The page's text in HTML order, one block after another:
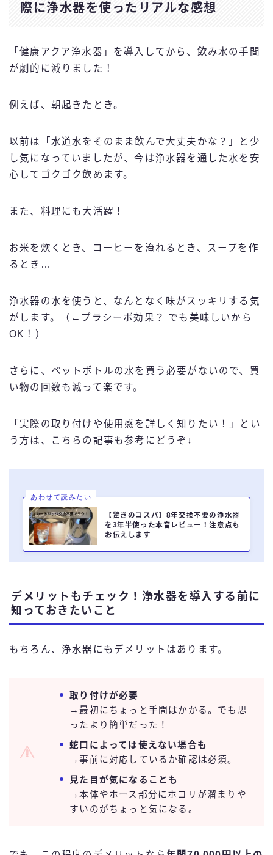
際に浄水器を使ったリアルな感想
「健康アクア浄水器」を導入してから、飲み水の手間
が劇的に減りました！
例えば、朝起きたとき。
以前は「水道水をそのまま飲んで大丈夫かな？」と少
し気になっていましたが、今は浄水器を通した水を安
心してゴクゴク飲めます。
また、料理にも大活躍！
お米を炊くとき、コーヒーを淹れるとき、スープを作
るとき…
浄水器の水を使うと、なんとなく味がスッキリする気
がします。（←プラシーボ効果？ でも美味しいから
OK！）
さらに、ペットボトルの水を買う必要がないので、買
い物の回数も減って楽です。
「実際の取り付けや使用感を詳しく知りたい！」とい
う方は、こちらの記事も参考にどうぞ↓
あわせて読みたい
【驚きのコスパ】8年交換不要の浄水器
を3年半使った本音レビュー！注意点も
お伝えします
デメリットもチェック！浄水器を導入する前に
知っておきたいこと
もちろん、浄水器にもデメリットはあります。
取り付けが必要
→最初にちょっと手間はかかる。でも思
ったより簡単だった！
蛇口によっては使えない場合も
→事前に対応しているか確認は必須。
見た目が気になることも
→本体やホース部分にホコリが溜まりや
すいのがちょっと気になる。